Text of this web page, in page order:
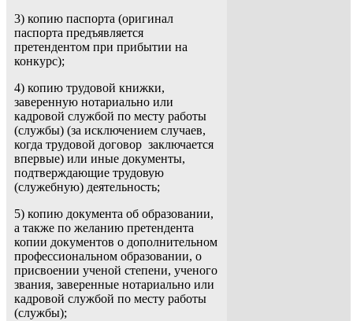
3) копию паспорта (оригинал
паспорта предъявляется
претендентом при прибытии на
конкурс);
4) копию трудовой книжки,
заверенную нотариально или
кадровой службой по месту работы
(службы) (за исключением случаев,
когда трудовой договор заключается
впервые) или иные документы,
подтверждающие трудовую
(служебную) деятельность;
5) копию документа об образовании,
а также по желанию претендента
копии документов о дополнительном
профессиональном образовании, о
присвоении ученой степени, ученого
звания, заверенные нотариально или
кадровой службой по месту работы
(службы);